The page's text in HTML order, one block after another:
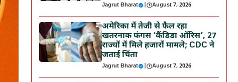
Jagrut Bharat | August 7, 2026
अमेरिका में तेजी से फैल रहा
खतरनाक फंगस ‘कैंडिडा ऑरिस’, 27
राज्यों में मिले हजारों मामले; CDC ने
जताई चिंता
Jagrut Bharat | August 7, 2026